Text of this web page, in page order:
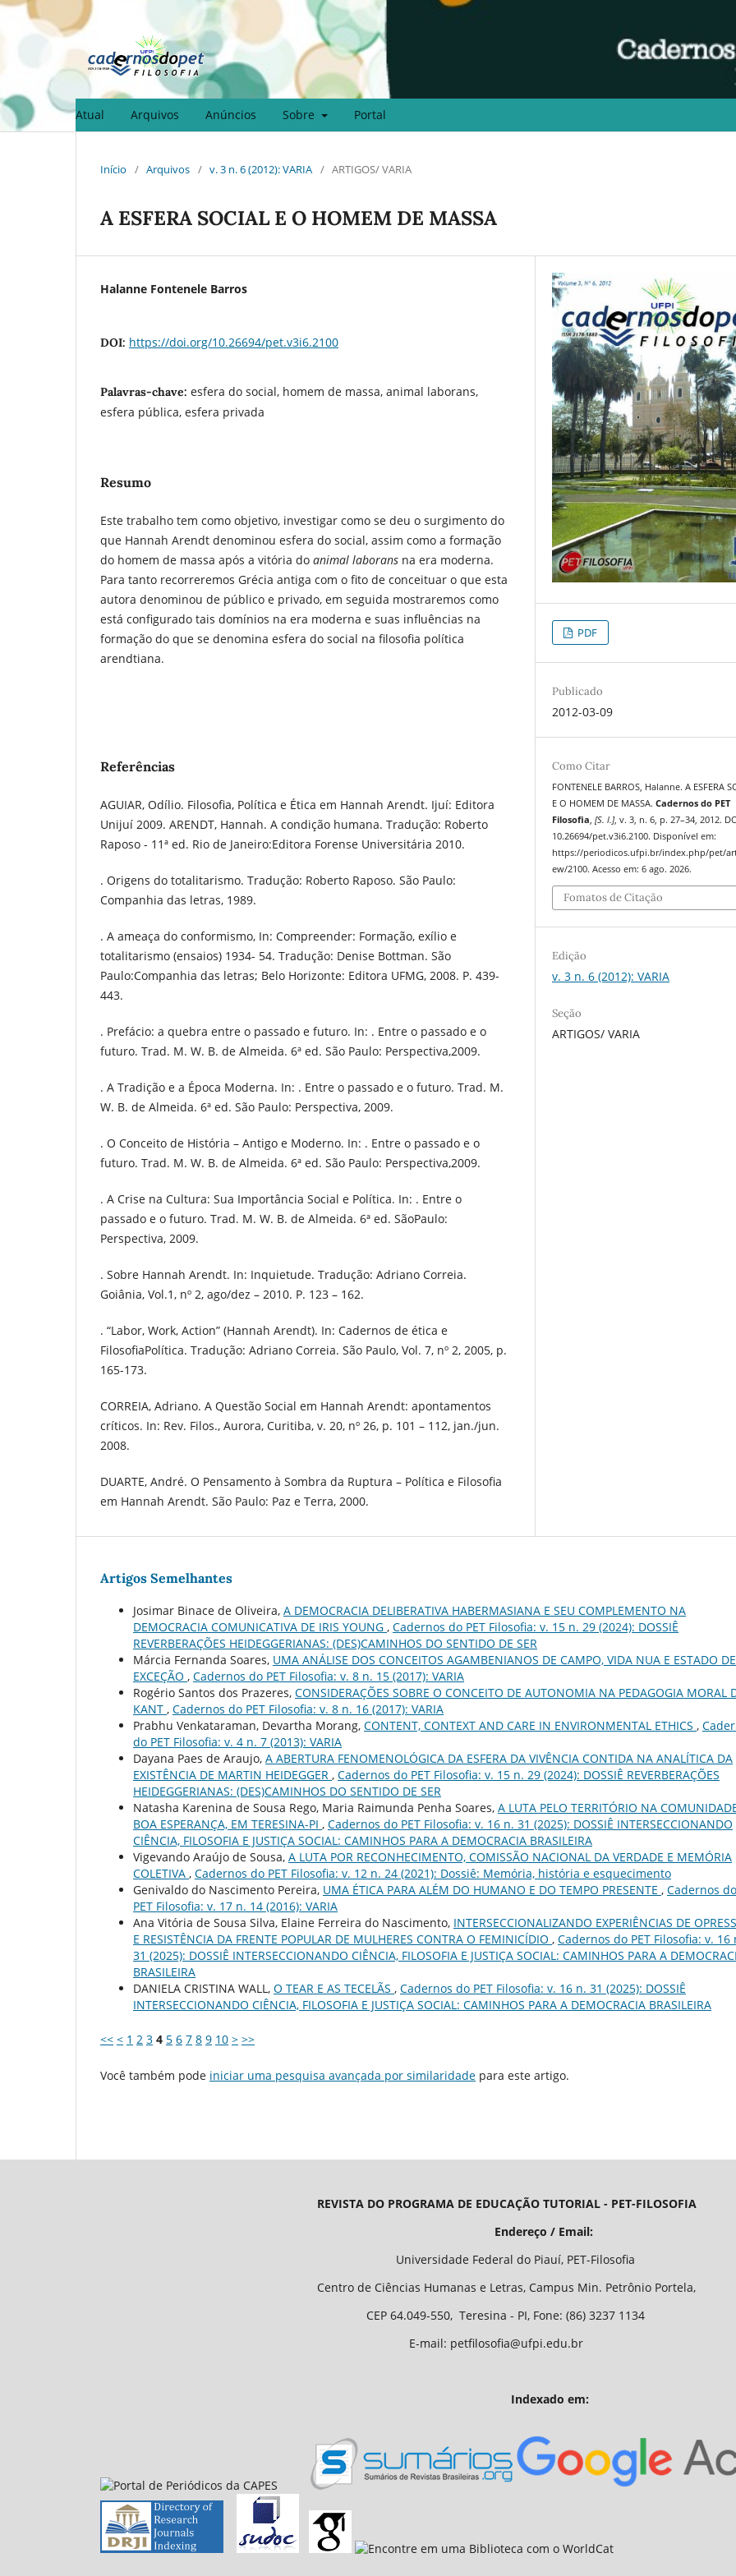
Atual Arquivos Anúncios Sobre Portal
Início / Arquivos / v. 3 n. 6 (2012): VARIA / ARTIGOS/ VARIA
A ESFERA SOCIAL E O HOMEM DE MASSA
Halanne Fontenele Barros
DOI: https://doi.org/10.26694/pet.v3i6.2100
Palavras-chave: esfera do social, homem de massa, animal laborans,
esfera pública, esfera privada
Resumo
Este trabalho tem como objetivo, investigar como se deu o surgimento do
que Hannah Arendt denominou esfera do social, assim como a formação
do homem de massa após a vitória do animal laborans na era moderna.
Para tanto recorreremos Grécia antiga com o fito de conceituar o que esta
autora denominou de público e privado, em seguida mostraremos como
está configurado tais domínios na era moderna e suas influências na
formação do que se denomina esfera do social na filosofia política
arendtiana.
Referências
AGUIAR, Odílio. Filosofia, Política e Ética em Hannah Arendt. Ijuí: Editora
Unijuí 2009. ARENDT, Hannah. A condição humana. Tradução: Roberto
Raposo - 11ª ed. Rio de Janeiro:Editora Forense Universitária 2010.
. Origens do totalitarismo. Tradução: Roberto Raposo. São Paulo:
Companhia das letras, 1989.
. A ameaça do conformismo, In: Compreender: Formação, exílio e
totalitarismo (ensaios) 1934- 54. Tradução: Denise Bottman. São
Paulo:Companhia das letras; Belo Horizonte: Editora UFMG, 2008. P. 439-
443.
. Prefácio: a quebra entre o passado e futuro. In: . Entre o passado e o
futuro. Trad. M. W. B. de Almeida. 6ª ed. São Paulo: Perspectiva,2009.
. A Tradição e a Época Moderna. In: . Entre o passado e o futuro. Trad. M.
W. B. de Almeida. 6ª ed. São Paulo: Perspectiva, 2009.
. O Conceito de História – Antigo e Moderno. In: . Entre o passado e o
futuro. Trad. M. W. B. de Almeida. 6ª ed. São Paulo: Perspectiva,2009.
. A Crise na Cultura: Sua Importância Social e Política. In: . Entre o
passado e o futuro. Trad. M. W. B. de Almeida. 6ª ed. SãoPaulo:
Perspectiva, 2009.
. Sobre Hannah Arendt. In: Inquietude. Tradução: Adriano Correia.
Goiânia, Vol.1, nº 2, ago/dez – 2010. P. 123 – 162.
. “Labor, Work, Action” (Hannah Arendt). In: Cadernos de ética e
FilosofiaPolítica. Tradução: Adriano Correia. São Paulo, Vol. 7, nº 2, 2005, p.
165-173.
CORREIA, Adriano. A Questão Social em Hannah Arendt: apontamentos
críticos. In: Rev. Filos., Aurora, Curitiba, v. 20, nº 26, p. 101 – 112, jan./jun.
2008.
DUARTE, André. O Pensamento à Sombra da Ruptura – Política e Filosofia
em Hannah Arendt. São Paulo: Paz e Terra, 2000.
PDF
Publicado
2012-03-09
Como Citar
FONTENELE BARROS, Halanne. A ESFERA
E O HOMEM DE MASSA.Cadernos do PET
Filosofia ,[S. l.], v. 3, n. 6, p. 27–34, 2012.
10.26694/pet.v3i6.2100. Disponível em:
https://periodicos.ufpi.br/index.php/pet/
ew/2100. Acesso em: 6 ago. 2026.
Fomatos de Citação
Edição
v. 3 n. 6 (2012): VARIA
Seção
ARTIGOS/ VARIA
Artigos Semelhantes
Josimar Binace de Oliveira, A DEMOCRACIA DELIBERATIVA HABERMASIANA E SEU COMPLEMENTO NA
DEMOCRACIA COMUNICATIVA DE IRIS YOUNG , Cadernos do PET Filosofia: v. 15 n. 29 (2024): DOSSIÊ
REVERBERAÇÕES HEIDEGGERIANAS: (DES)CAMINHOS DO SENTIDO DE SER
Márcia Fernanda Soares, UMA ANÁLISE DOS CONCEITOS AGAMBENIANOS DE CAMPO, VIDA NUA E ESTADO DE
EXCEÇÃO , Cadernos do PET Filosofia: v. 8 n. 15 (2017): VARIA
Rogério Santos dos Prazeres, CONSIDERAÇÕES SOBRE O CONCEITO DE AUTONOMIA NA PEDAGOGIA MORAL
KANT , Cadernos do PET Filosofia: v. 8 n. 16 (2017): VARIA
Prabhu Venkataraman, Devartha Morang, CONTENT, CONTEXT AND CARE IN ENVIRONMENTAL ETHICS ,
do PET Filosofia: v. 4 n. 7 (2013): VARIA
Dayana Paes de Araujo, A ABERTURA FENOMENOLÓGICA DA ESFERA DA VIVÊNCIA CONTIDA NA ANALÍTICA DA
EXISTÊNCIA DE MARTIN HEIDEGGER , Cadernos do PET Filosofia: v. 15 n. 29 (2024): DOSSIÊ REVERBERAÇÕES
HEIDEGGERIANAS: (DES)CAMINHOS DO SENTIDO DE SER
Natasha Karenina de Sousa Rego, Maria Raimunda Penha Soares, A LUTA PELO TERRITÓRIO NA
BOA ESPERANÇA, EM TERESINA-PI , Cadernos do PET Filosofia: v. 16 n. 31 (2025): DOSSIÊ INTERSECCIONANDO
CIÊNCIA, FILOSOFIA E JUSTIÇA SOCIAL: CAMINHOS PARA A DEMOCRACIA BRASILEIRA
Vigevando Araújo de Sousa, A LUTA POR RECONHECIMENTO, COMISSÃO NACIONAL DA VERDADE E MEMÓRIA
COLETIVA , Cadernos do PET Filosofia: v. 12 n. 24 (2021): Dossiê: Memória, história e esquecimento
Genivaldo do Nascimento Pereira, UMA ÉTICA PARA ALÉM DO HUMANO E DO TEMPO PRESENTE , Cadernos do
PET Filosofia: v. 17 n. 14 (2016): VARIA
Ana Vitória de Sousa Silva, Elaine Ferreira do Nascimento, INTERSECCIONALIZANDO EXPERIÊNCIAS DE
E RESISTÊNCIA DA FRENTE POPULAR DE MULHERES CONTRA O FEMINICÍDIO , Cadernos do PET Filosofia: v. 16
31 (2025): DOSSIÊ INTERSECCIONANDO CIÊNCIA, FILOSOFIA E JUSTIÇA SOCIAL: CAMINHOS PARA A
BRASILEIRA
DANIELA CRISTINA WALL, O TEAR E AS TECELÃS , Cadernos do PET Filosofia: v. 16 n. 31 (2025): DOSSIÊ
INTERSECCIONANDO CIÊNCIA, FILOSOFIA E JUSTIÇA SOCIAL: CAMINHOS PARA A DEMOCRACIA BRASILEIRA
<< < 1 2 3 4 5 6 7 8 9 10 > >>
Você também pode iniciar uma pesquisa avançada por similaridade para este artigo.
REVISTA DO PROGRAMA DE EDUCAÇÃO TUTORIAL - PET-FILOSOFIA
Endereço / Email:
Universidade Federal do Piauí, PET-Filosofia
Centro de Ciências Humanas e Letras, Campus Min. Petrônio Portela,
CEP 64.049-550, Teresina - PI, Fone: (86) 3237 1134
E-mail: petfilosofia@ufpi.edu.br
Indexado em: